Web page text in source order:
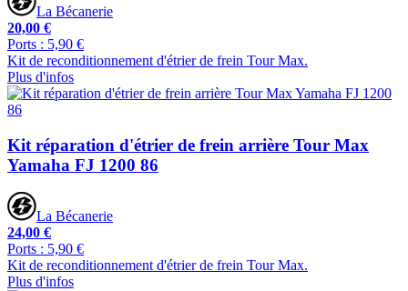
La Bécanerie
20,00 €
Ports : 5,90 €
Kit de reconditionnement d'étrier de frein Tour Max.
Plus d'infos
Kit réparation d'étrier de frein arrière Tour Max
Yamaha FJ 1200 86
La Bécanerie
24,00 €
Ports : 5,90 €
Kit de reconditionnement d'étrier de frein Tour Max.
Plus d'infos